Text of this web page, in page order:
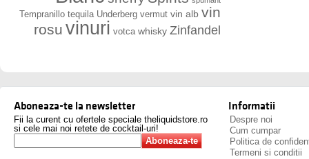
Tempranillo tequila Underberg vermut vin alb vin
rosu vinuri votca whisky Zinfandel
Aboneaza-te la newsletter
Fii la curent cu ofertele speciale theliquidstore.ro
si cele mai noi retete de cocktail-uri!
Informatii
Despre noi
Cum cumpar
Politica de
Termeni si conditii